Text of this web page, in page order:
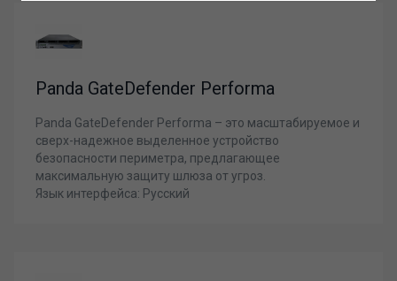
Panda GateDefender Performa
Panda GateDefender Performa – это масштабируемое и
сверх-надежное выделенное устройство
безопасности периметра, предлагающее
максимальную защиту шлюза от угроз.
Язык интерфейса: Русский